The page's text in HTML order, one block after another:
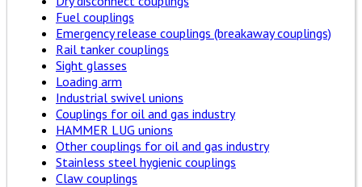
Fuel couplings
Emergency release couplings (breakaway couplings)
Rail tanker couplings
Sight glasses
Loading arm
Industrial swivel unions
Couplings for oil and gas industry
HAMMER LUG unions
Other couplings for oil and gas industry
Stainless steel hygienic couplings
Claw couplings